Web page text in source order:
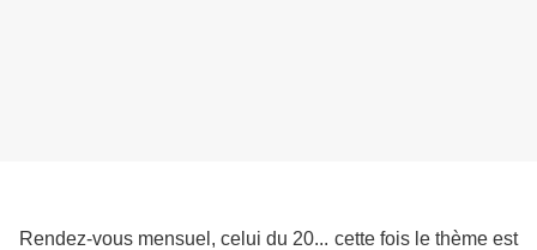
Rendez-vous mensuel, celui du 20... cette fois le thème est